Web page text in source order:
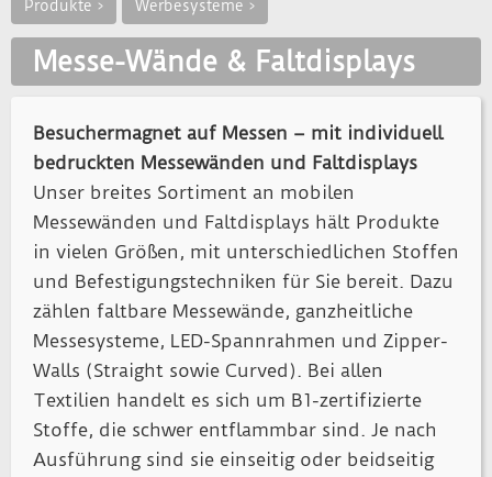
Produkte > Werbesysteme >
Messe-Wände & Faltdisplays
Besuchermagnet auf Messen – mit individuell
bedruckten Messewänden und Faltdisplays
Unser breites Sortiment an mobilen
Messewänden und Faltdisplays hält Produkte
in vielen Größen, mit unterschiedlichen Stoffen
und Befestigungstechniken für Sie bereit. Dazu
zählen faltbare Messewände, ganzheitliche
Messesysteme, LED-Spannrahmen und Zipper-
Walls (Straight sowie Curved). Bei allen
Textilien handelt es sich um B1-zertifizierte
Stoffe, die schwer entflammbar sind. Je nach
Ausführung sind sie einseitig oder beidseitig